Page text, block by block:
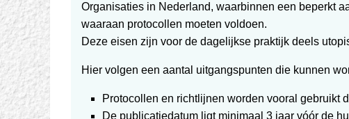
Organisaties in Nederland, waarbinnen een beperkt
waaraan protocollen moeten voldoen.
Deze eisen zijn voor de dagelijkse praktijk deels
Hier volgen een aantal uitgangspunten die kunnen
Protocollen en richtlijnen worden vooral gebruikt
De publicatiedatum ligt minimaal 3 jaar vóór de